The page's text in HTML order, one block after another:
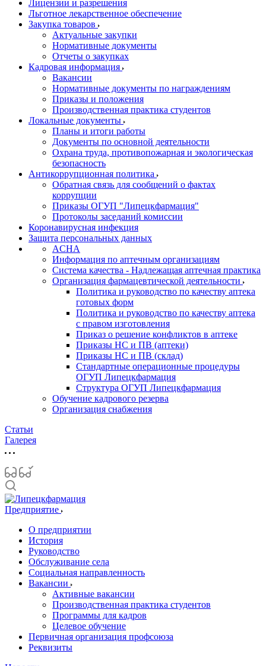
Лицензии и разрешения
Льготное лекарственное обеспечение
Закупка товаров
Актуальные закупки
Нормативные документы
Отчеты о закупках
Кадровая информация
Вакансии
Нормативные документы по награждениям
Приказы и положения
Производственная практика студентов
Локальные документы
Планы и итоги работы
Документы по основной деятельности
Охрана труда, противопожарная и экологическая
безопасность
Антикоррупционная политика
Обратная связь для сообщений о фактах
коррупции
Приказы ОГУП "Липецкфармация"
Протоколы заседаний комиссии
Коронавирусная инфекция
Защита персональных данных
ACHA
Информация по аптечным организациям
Система качества - Надлежащая аптечная практика
Организация фармацевтической деятельности
Политика и руководство по качеству аптека
готовых форм
Политика и руководство по качеству аптека
с правом изготовления
Приказ о решение конфликтов в аптеке
Приказы НС и ПВ (аптеки)
Приказы НС и ПВ (склад)
Стандартные операционные процедуры
ОГУП Липецкфармация
Структура ОГУП Липецкфармация
Обучение кадрового резерва
Организация снабжения
Статьи
Галерея
Предприятие
О предприятии
История
Руководство
Обслуживание села
Социальная направленность
Вакансии
Активные вакансии
Производственная практика студентов
Программы для кадров
Целевое обучение
Первичная организация профсоюза
Реквизиты